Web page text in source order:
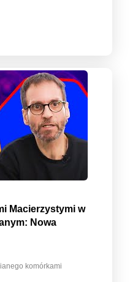
Macierzystymi w
Nowa
komórkami